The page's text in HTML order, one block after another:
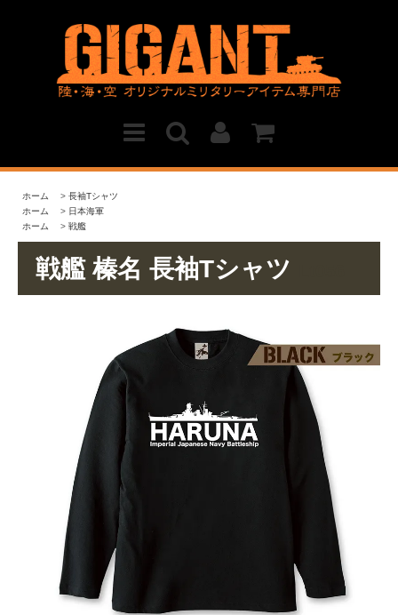
ホーム > 長袖Tシャツ
ホーム
> 日本海軍
ホーム
> 戦艦
戦艦 榛名 長袖Tシャツ